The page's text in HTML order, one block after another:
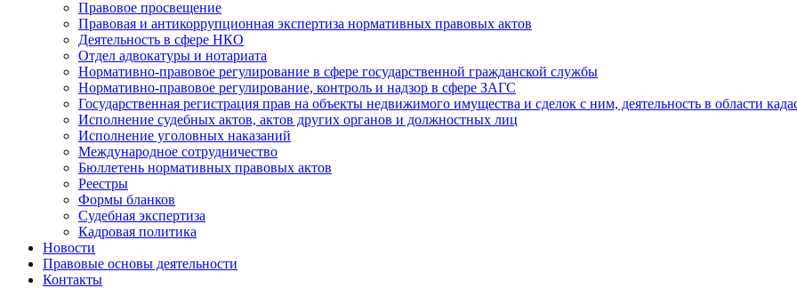
Правовое просвещение
Правовая и антикоррупционная экспертиза нормативных правовых актов
Деятельность в сфере НКО
Отдел адвокатуры и нотариата
Нормативно-правовое регулирование в сфере государственной гражданской службы
Нормативно-правовое регулирование, контроль и надзор в сфере ЗАГС
Государственная регистрация прав на объекты недвижимого имущества и сделок с ним, деятельность в области
Исполнение судебных актов, актов других органов и должностных лиц
Исполнение уголовных наказаний
Международное сотрудничество
Бюллетень нормативных правовых актов
Реестры
Формы бланков
Судебная экспертиза
Кадровая политика
Новости
Правовые основы деятельности
Контакты